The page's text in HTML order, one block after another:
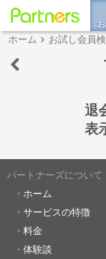
ホーム お試し会員
退
表
パートナーズについて
ホーム
サービスの特徴
料金
体験談